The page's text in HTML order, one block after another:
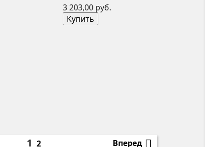
3 203,00 руб.Цена
Купить
12 Вперед 